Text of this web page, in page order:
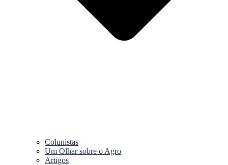
Colunistas
Um Olhar sobre o Agro
Artigos